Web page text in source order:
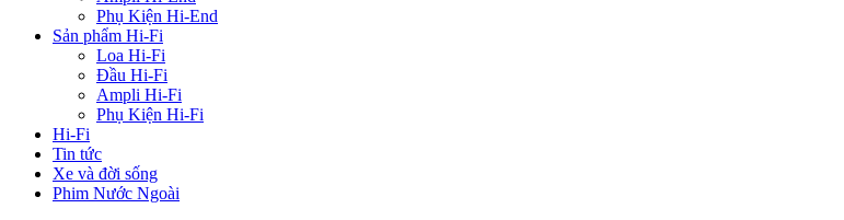
Phụ Kiện Hi-End
Sản phẩm Hi-Fi
Loa Hi-Fi
Đầu Hi-Fi
Ampli Hi-Fi
Phụ Kiện Hi-Fi
Hi-Fi
Tin tức
Xe và đời sống
Phim Nước Ngoài